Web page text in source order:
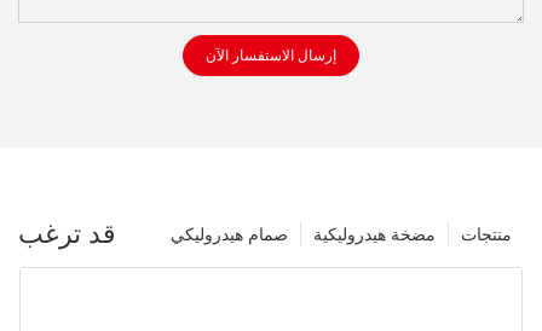
إرسال الاستفسار الآن
قد ترغب منتجات مضخة هيدروليكية صمام هيدروليكي